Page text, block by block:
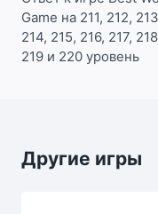
записям
Game на 211, 212,
214, 215, 216, 217,
219 и 220 уровень
Другие игры